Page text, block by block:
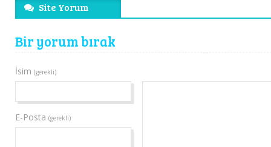
Site Yorum
Bir yorum bırak
İsim (gerekli)
E-Posta (gerekli)